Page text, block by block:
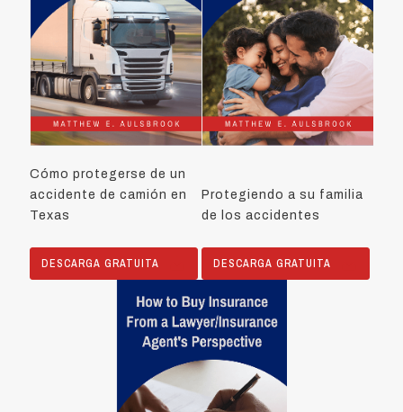
Cómo protegerse de un
accidente de camión en
Texas
DESCARGA GRATUITA
Protegiendo a su familia
de los accidentes
DESCARGA GRATUITA